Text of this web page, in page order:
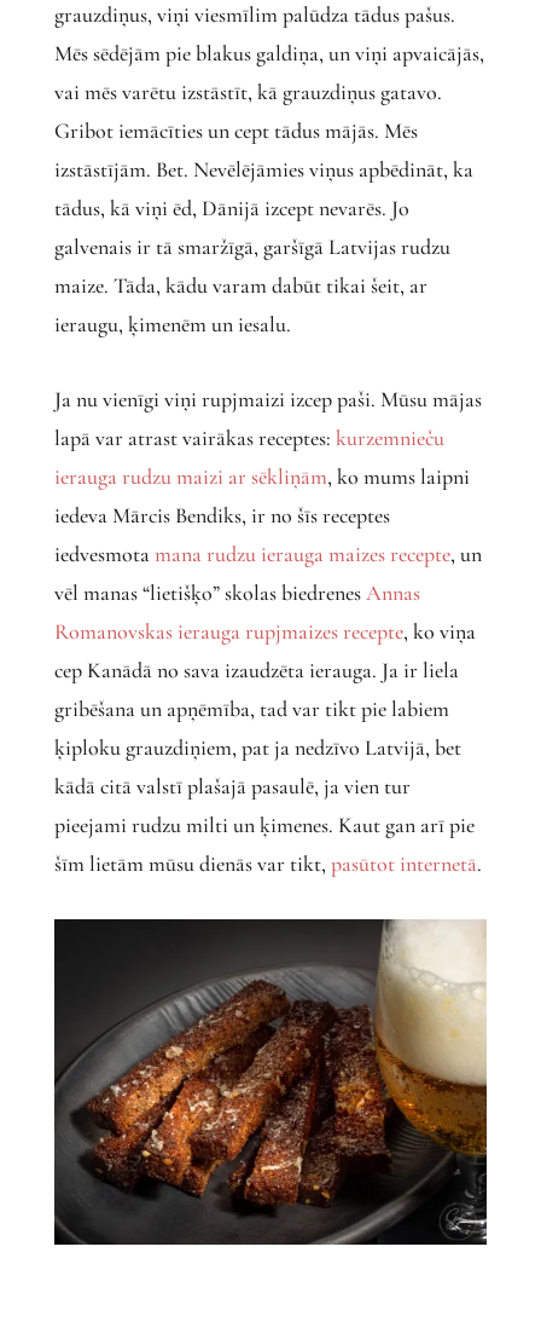
grauzdiņus, viņi viesmīlim palūdza tādus pašus.
Mēs sēdējām pie blakus galdiņa, un viņi apvaicājās,
vai mēs varētu izstāstīt, kā grauzdiņus gatavo.
Gribot iemācīties un cept tādus mājās. Mēs
izstāstījām. Bet. Nevēlējāmies viņus apbēdināt, ka
tādus, kā viņi ēd, Dānijā izcept nevarēs. Jo
galvenais ir tā smaržīgā, garšīgā Latvijas rudzu
maize. Tāda, kādu varam dabūt tikai šeit, ar
ieraugu, ķimenēm un iesalu.
Ja nu vienīgi viņi rupjmaizi izcep paši. Mūsu mājas
lapā var atrast vairākas receptes: kurzemnieču
ierauga rudzu maizi ar sēkliņām, ko mums laipni
iedeva Mārcis Bendiks, ir no šīs receptes
iedvesmotamana rudzu ierauga maizes recepte, un
vēl manas “lietišķo” skolas biedrenesAnnas
Romanovskas ierauga rupjmaizes recepte, ko viņa
cep Kanādā no sava izaudzēta ierauga. Ja ir liela
gribēšana un apņēmība, tad var tikt pie labiem
ķiploku grauzdiņiem, pat ja nedzīvo Latvijā, bet
kādā citā valstī plašajā pasaulē, ja vien tur
pieejami rudzu milti un ķimenes. Kaut gan arī pie
šīm lietām mūsu dienās var tikt, pasūtot internetā.